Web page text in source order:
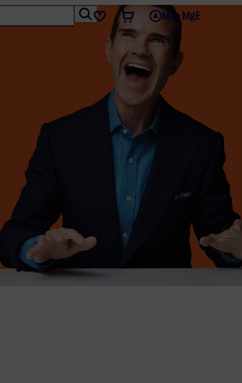
FavorietenTicketsMijn MgE